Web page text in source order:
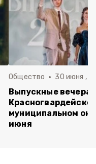
Общество 30 июня ,
Выпускные вечера
муниципальном
июня